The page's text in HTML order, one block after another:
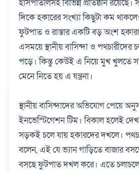
হাসপাতালসহ বিভিন্ন প্রতিষ্ঠান
দিকে হকারের সংখ্যা কিছুটা কম
ফুটপাত ও রাস্তার একটি বড় অংশ
এসময়ে স্থানীয় বাসিন্দা ও পথচারীদের
পড়ে। কিন্তু কেউই এ নিয়ে মুখ খুলতে
মেনে নিতে হয় এ যন্ত্রনা।
স্থানীয় বাসিন্দাদের অভিযোগ পেয়ে
ইনভেস্টিগেশন টিম। বিকাল হলেই
সড়কই চলে যায় হকারদের দখলে।
বলেন, এই যে ভ্যান গাড়িতে বাজার
বসছে ফুটপাত দখল করে। এতে চলাচলে